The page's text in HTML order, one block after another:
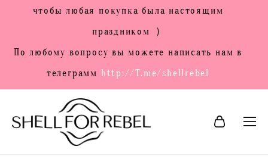
чтобы любая покупка была настоящим
праздником )
По любому вопросу вы можете написать нам в
телеграмм
http://T.me/shellrebel